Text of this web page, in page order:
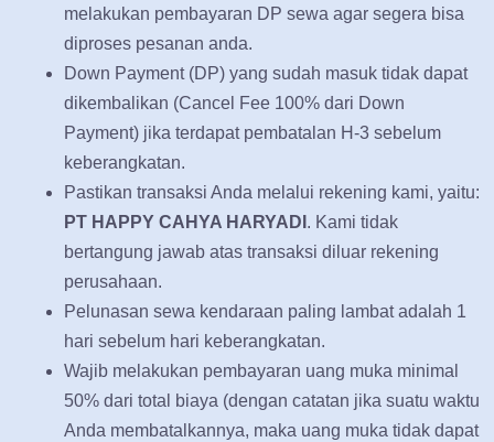
melakukan pembayaran DP sewa agar segera bisa
diproses pesanan anda.
Down Payment (DP) yang sudah masuk tidak dapat
dikembalikan (Cancel Fee 100% dari Down
Payment) jika terdapat pembatalan H-3 sebelum
keberangkatan.
Pastikan transaksi Anda melalui rekening kami, yaitu:
PT HAPPY CAHYA HARYADI . Kami tidak
bertangung jawab atas transaksi diluar rekening
perusahaan.
Pelunasan sewa kendaraan paling lambat adalah 1
hari sebelum hari keberangkatan.
Wajib melakukan pembayaran uang muka minimal
50% dari total biaya (dengan catatan jika suatu waktu
Anda membatalkannya, maka uang muka tidak dapat